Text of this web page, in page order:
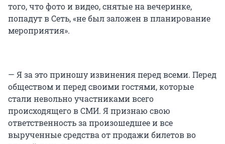
того, что фото и видео, снятые на вечеринке,
попадут в Сеть, «не был заложен в планирование
мероприятия».
— Я за это приношу извинения перед всеми. Перед
обществом и перед своими гостями, которые
стали невольно участниками всего
происходящего в СМИ. Я признаю свою
ответственность за произошедшее и все
вырученные средства от продажи билетов во